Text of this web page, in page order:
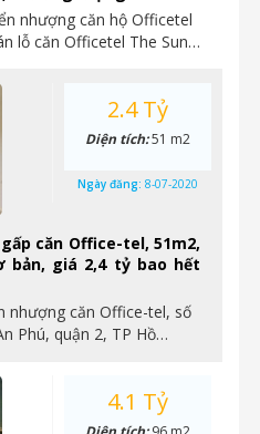
nhượng căn hộ Officetel
lỗ căn Officetel The Sun…
căn Office-tel, 51m2,
bản, giá 2,4 tỷ bao hết
nhượng căn Office-tel, số
Phú, quận 2, TP Hồ…
2.4 Tỷ
Diện tích:51 m2
Ngày đăng: 8-07-2020
4.1 Tỷ